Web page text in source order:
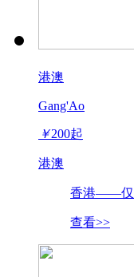
港澳
Gang'Ao
￥200起
港澳
香港——仅
查看>>